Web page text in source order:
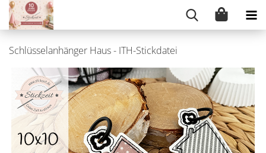
Schlüsselanhänger Haus - ITH-Stickdatei